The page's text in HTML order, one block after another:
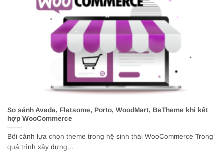
So sánh Avada, Flatsome, Porto, WoodMart, BeTheme khi kết
hợp WooCommerce
Bối cảnh lựa chọn theme trong hệ sinh thái WooCommerce Trong
quá trình xây dựng...